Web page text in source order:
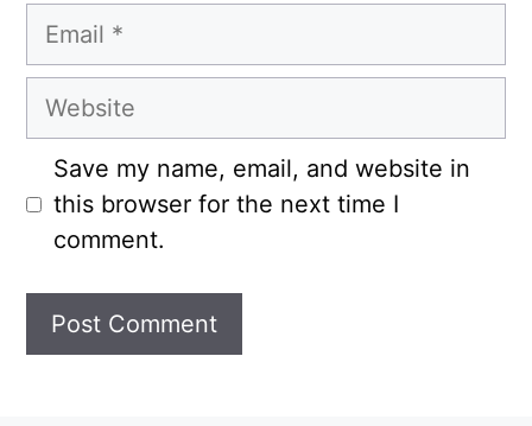
Email
Website
Save my name, email, and website in
this browser for the next time I
comment.